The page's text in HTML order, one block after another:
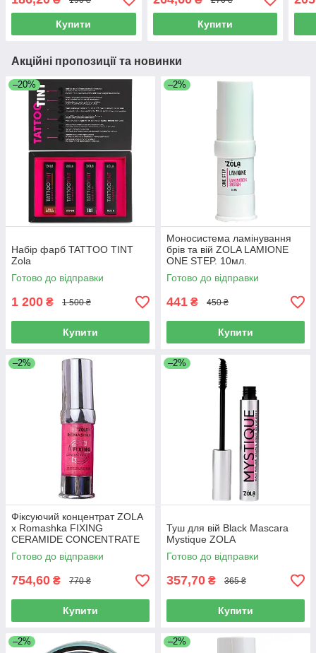
Купити Купити
Акційні пропозиції та новинки
–20%
Набір фарб TATTOO TINT
Zola
Готово до відправки
1 200 ₴ 1 500 ₴
Купити
–2%
Моносистема ламінування
брів та вій ZOLA LAMIONE
ONE STEP. 10мл.
Готово до відправки
441 ₴ 450 ₴
Купити
–2%
Фіксуючий концентрат ZOLA
x Romashka FIXING
CERAMIDE CONCENTRATE
15 мл.
Готово до відправки
754,60 ₴ 770 ₴
Купити
–2%
Туш для вій Black Mascara
Mystique ZOLA
Готово до відправки
357,70 ₴ 365 ₴
Купити
–2% –2%